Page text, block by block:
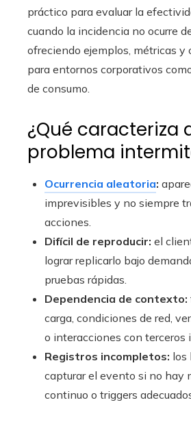
práctico para evaluar la
cuando la incidencia no ocurre
ofreciendo ejemplos, métricas y
para entornos corporativos
de consumo.
¿Qué caracteriza
problema
Ocurrencia aleatoria:
imprevisibles y no siempre
acciones.
Difícil de reproducir: el
lograr replicarlo bajo
pruebas rápidas.
Dependencia de contexto:
carga, condiciones de red,
o interacciones con terceros
Registros incompletos: los
capturar el evento si no hay
continuo o triggers